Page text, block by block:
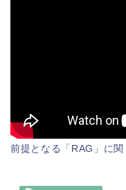
前提となる「RAG」に